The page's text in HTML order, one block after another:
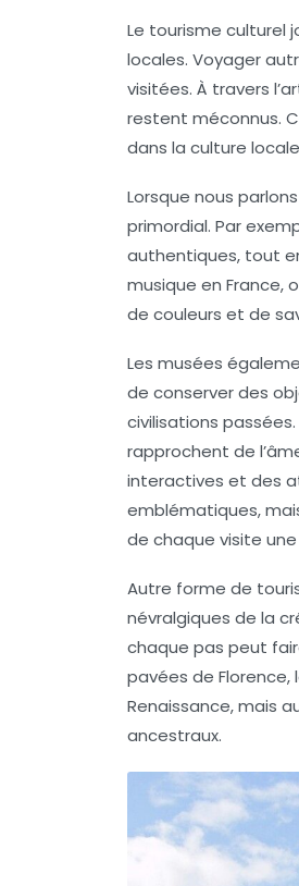
Le tourisme culturel
locales. Voyager
visitées. À travers
restent méconnus.
dans la culture
Lorsque nous
primordial. Par
authentiques, tout
musique en France,
de couleurs et de
Les musées
de conserver des
civilisations
rapprochent de
interactives et des
emblématiques,
de chaque visite
Autre forme de
névralgiques de la
chaque pas peut
pavées de
Renaissance, mais
ancestraux.